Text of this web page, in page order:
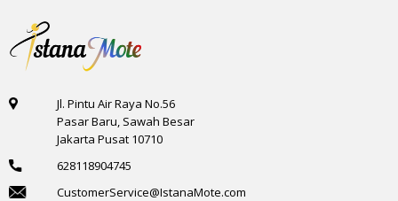
Jl. Pintu Air Raya No.56
Pasar Baru, Sawah Besar
Jakarta Pusat 10710
628118904745
CustomerService@IstanaMote.com